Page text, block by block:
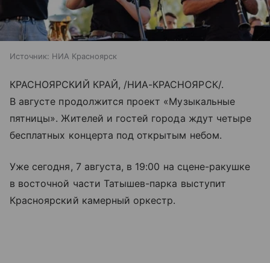
Источник: НИА Красноярск
КРАСНОЯРСКИЙ КРАЙ, /НИА-КРАСНОЯРСК/.
В августе продолжится проект «Музыкальные
пятницы». Жителей и гостей города ждут четыре
бесплатных концерта под открытым небом.
Уже сегодня, 7 августа, в 19:00 на сцене-ракушке
в восточной части Татышев-парка выступит
Красноярский камерный оркестр.